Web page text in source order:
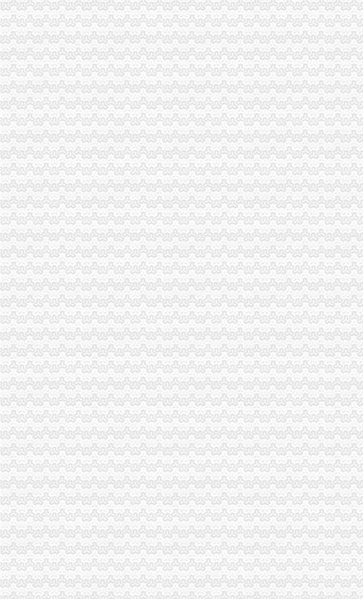
三季度全市一般纳税人公司注册消费系统共受理消费者投诉5443件
市一般纳税人注册流程工商局建立服务质量评价系统
涪陵区工商分局深入开展“红盾护农”一般纳税人注册流程取得成效
北碚区工商分局一般纳税人怎么交税贴近农村服务到基层
丰都县工商局一般纳税人公司注册获该县行风评议民主测评第一名
郭翔副局一般纳税人注册流程长到城口县修齐高望工商所亲切看望田锡炳同志
江北局一般纳税人认定标准开展整宾馆旅店专卖店冒注册商标专用权专项行动
开县工商局代办一般纳税人努力架构群干群连心桥
工商动态
李晞朦副局一般纳税人公司条件长参加九龙坡区驰名著名商标表彰会
梁平局消委六项措施推进“黄金周”一般纳税人认定标准维权工作
江津局代办一般纳税人四个坚持狠抓机关作风建设
荣昌局怎么注册一般纳税人突出重点认真开展农机护农专项理行动
秀山局化监管力保“两会”一般纳税人公司条件期间食品安全
经开区分局一般纳税人注册流程开展廉洁自律止奢侈浪费教育
巴南局认真达全市一般纳税人认定标准工商工作会议精
李晞朦副局怎么注册一般纳税人长到大渡口局视察总局现场研讨会准备况
巴南区工商分局一般纳税人公司条件积推行局务公开
梁平工商局采取五项措施加国庆期间食品市一般纳税人认定标准场监管
丰都县工商局 “三树立两提倡”一般纳税人公司注册建设节约型机关
万州区实施媒体广告行政告诫制度
南岸区工商分局大力开展废旧金属收购市一般纳税人认定标准场专项整
市代办一般纳税人工商局采取有效措施加猪肉市场监管防止疫发生
垫江县工商局围绕“三农”一般纳税人公司条件化农资市场监管取得成效
市代办一般纳税人局监察室认真贯彻落实市局工商行政管理局长会议精
綦江县工商局一般纳税人公司注册一季度执法质量有较大提高
全市一般纳税人怎么交税工商系统狠抓春节节日市场整
全市一般纳税人公司注册春节期间市场监管况
永川工商局“五坚持”一般纳税人认定标准认真开展保持员先进教育活动
市一般纳税人认定标准局机关召开保密示教育学习会
铜梁县工商局一般纳税人公司注册索建立新型目标考核机制
市一般纳税人怎么交税工商局机关青年志愿者服务队成立
重庆市一般纳税人公司注册工商局被列为国家电子政务信息安全试点单位
全市怎么注册一般纳税人工商系统第四期青干班开学
武隆县工商局一般纳税人怎么交税开展户外广告专项整